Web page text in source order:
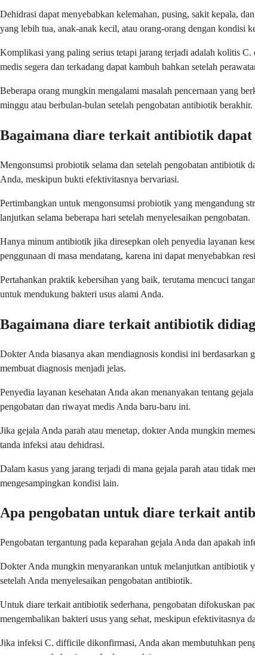
Dehidrasi dapat menyebabkan kelemahan, pusing, sakit kepala,
yang lebih tua, anak-anak kecil, atau orang-orang dengan kondisi
Komplikasi yang paling serius tetapi jarang terjadi adalah kolitis
medis segera dan terkadang dapat kambuh bahkan setelah
Beberapa orang mungkin mengalami masalah pencernaan yang
minggu atau berbulan-bulan setelah pengobatan antibiotik berakhir.
Bagaimana diare terkait antibiotik dapat
Mengonsumsi probiotik selama dan setelah pengobatan antibiotik
Anda, meskipun bukti efektivitasnya bervariasi.
Pertimbangkan untuk mengonsumsi probiotik yang mengandung
lanjutkan selama beberapa hari setelah menyelesaikan pengobatan.
Hanya minum antibiotik jika diresepkan oleh penyedia layanan
penggunaan di masa mendatang, karena ini dapat menyebabkan
Pertahankan praktik kebersihan yang baik, terutama mencuci
untuk mendukung bakteri usus alami Anda.
Bagaimana diare terkait antibiotik
Dokter Anda biasanya akan mendiagnosis kondisi ini
membuat diagnosis menjadi jelas.
Penyedia layanan kesehatan Anda akan menanyakan tentang
pengobatan dan riwayat medis Anda baru-baru ini.
Jika gejala Anda parah atau menetap, dokter Anda mungkin
tanda infeksi atau dehidrasi.
Dalam kasus yang jarang terjadi di mana gejala parah atau tidak
mengesampingkan kondisi lain.
Apa pengobatan untuk diare terkait
Pengobatan tergantung pada keparahan gejala Anda dan apakah
Dokter Anda mungkin menyarankan untuk melanjutkan antibiotik
setelah Anda menyelesaikan pengobatan antibiotik.
Untuk diare terkait antibiotik sederhana, pengobatan difokuskan
mengembalikan bakteri usus yang sehat, meskipun efektivitasnya
Jika infeksi C. difficile dikonfirmasi, Anda akan membutuhkan